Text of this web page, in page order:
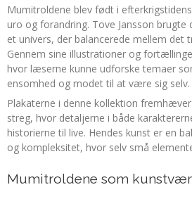
Mumitroldene blev født i
uro og forandring. Tove Jansson brugte
et univers, der balancerede mellem det
Gennem sine illustrationer og
hvor læserne kunne udforske temaer
ensomhed og modet til at være sig selv.
Plakaterne i denne kollektion
streg, hvor detaljerne i både
historierne til live. Hendes kunst er en
og kompleksitet, hvor selv små
Mumitroldene som